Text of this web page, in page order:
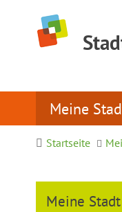
Meine
Startseite
Meine Stadt